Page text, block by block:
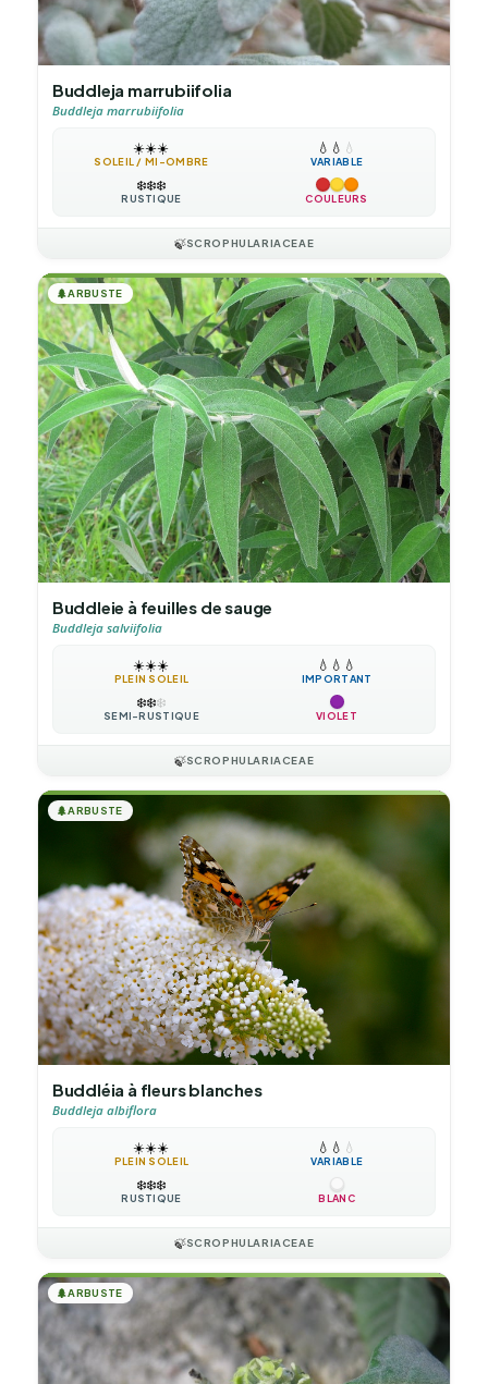
Buddleja marrubiifolia
Buddleja marrubiifolia
☀️☀️☀️
SOLEIL / MI-OMBRE
💧 💧 💧
VARIABLE
❄️❄️❄️
RUSTIQUE COULEURS
🍃SCROPHULARIACEAE
🌲ARBUSTE
Buddleie à feuilles de sauge
Buddleja salviifolia
☀️☀️☀️
PLEIN SOLEIL
💧 💧 💧
IMPORTANT
❄️❄️❄️
SEMI-RUSTIQUE VIOLET
🍃SCROPHULARIACEAE
🌲ARBUSTE
Buddléia à fleurs blanches
Buddleja albiflora
☀️☀️☀️
PLEIN SOLEIL
💧 💧 💧
VARIABLE
❄️❄️❄️
RUSTIQUE BLANC
🍃SCROPHULARIACEAE
🌲ARBUSTE